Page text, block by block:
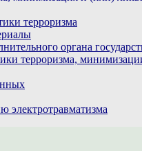
терроризма
органа
терроризма,